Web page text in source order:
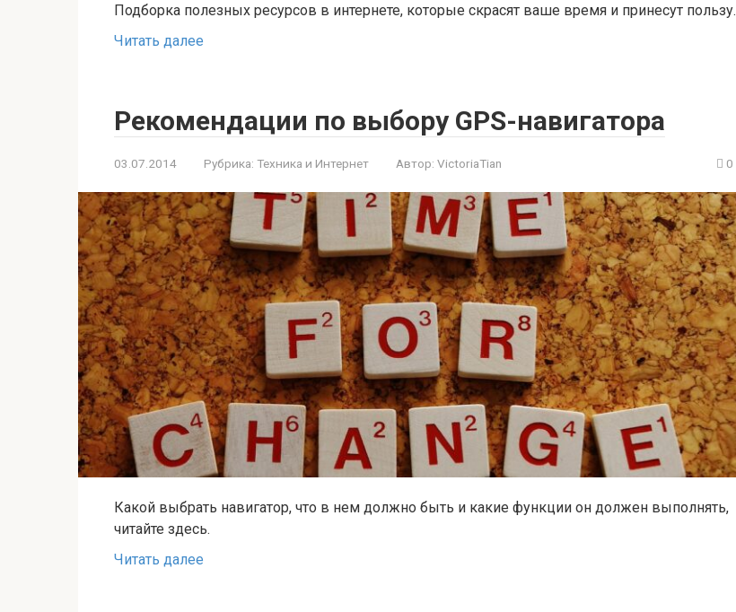
Подборка полезных ресурсов в интернете, которые скрасят ваше время и принесут пользу.
Читать далее
Рекомендации по выбору GPS-навигатора
03.07.2014 Рубрика: Техника и Интернет Автор: VictoriaTian 0
Какой выбрать навигатор, что в нем должно быть и какие функции он должен выполнять,
читайте здесь.
Читать далее